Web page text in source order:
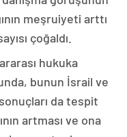
meşruiyeti arttı
çoğaldı.
hukuka
bunun İsrail ve
da tespit
artması ve ona